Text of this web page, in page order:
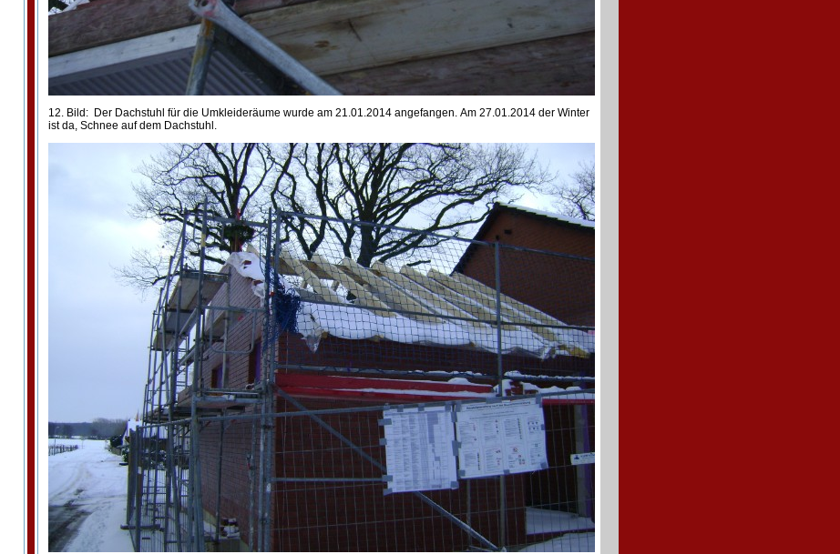
12. Bild: Der Dachstuhl für die Umkleideräume wurde am 21.01.2014 angefangen. Am 27.01.2014 der Winter
ist da, Schnee auf dem Dachstuhl.